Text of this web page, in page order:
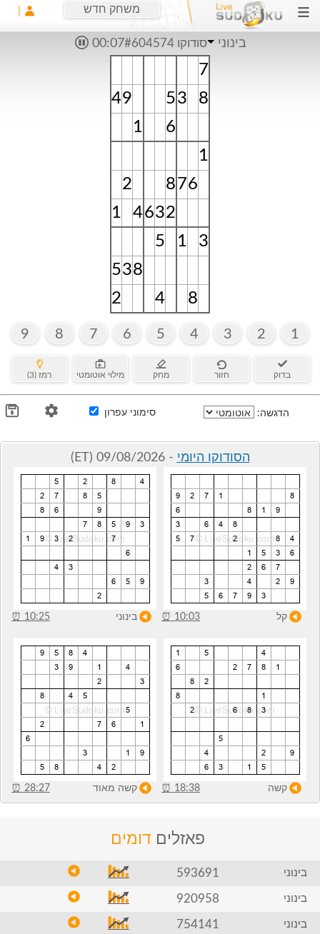
משחק חדש
בינוני סודוקו #604574 00:07
7
49 53
8
1
6
1
2
876
1
4632
5
1
3
538
2
4 8
1
2
3
4
5
6
7
8
9
בדוק חזור מחק מילוי אוטומטי רמז (3)
הדגשה: סימוני עפרון
הסודוקו היומי- 09/08/2026 (ET)
קל 10:03
⏰ בינוני 10:25
⏰
קשה 18:38
⏰ קשה מאוד 28:27
⏰
פאזלים דומים
בינוני 593691
בינוני 920958
בינוני 754141